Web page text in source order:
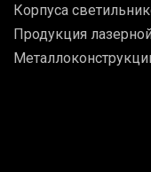
Корпуса
Продукция